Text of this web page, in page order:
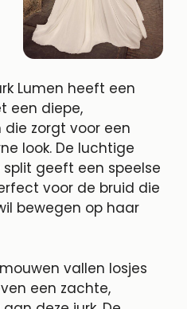
Lumen heeft een
een diepe,
die zorgt voor een
look. De luchtige
geeft een speelse
voor de bruid die
bewegen op haar
vallen losjes
een zachte,